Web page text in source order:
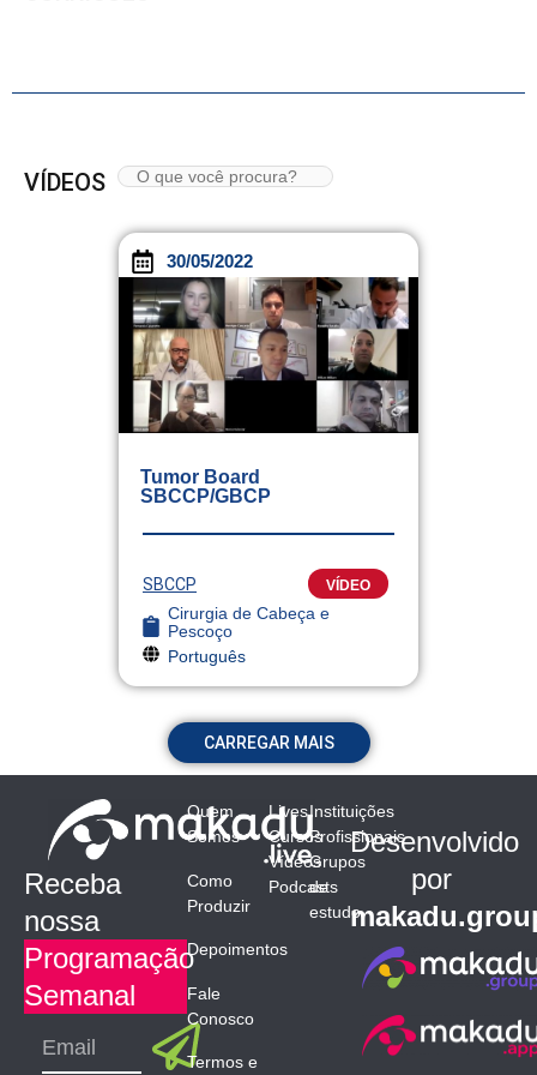
VÍDEOS
30/05/2022
Tumor Board
SBCCP/GBCP
SBCCP VÍDEO
Cirurgia de Cabeça e
Pescoço
Português
CARREGAR MAIS
Receba
nossa
Programação
Semanal
Email Submit
Quem
Somos
Como
Produzir
Depoimentos
Fale
Conosco
Termos e
Lives
Cursos
Vídeos
Podcasts
Instituições
Profissionais
Grupos
de
estudo
Desenvolvido
por